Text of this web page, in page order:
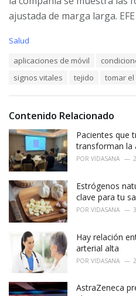
ajustada de marga larga. EFE
C
i
s
Salud
aplicaciones de móvil
signos vitales
tejido tomar el
Contenido Relacionado
Pacientes que
transforman la
POR VIDASANA
Estrógenos
clave para tu
POR VIDASANA
Hay relación
arterial alta
POR VIDASANA
AstraZeneca